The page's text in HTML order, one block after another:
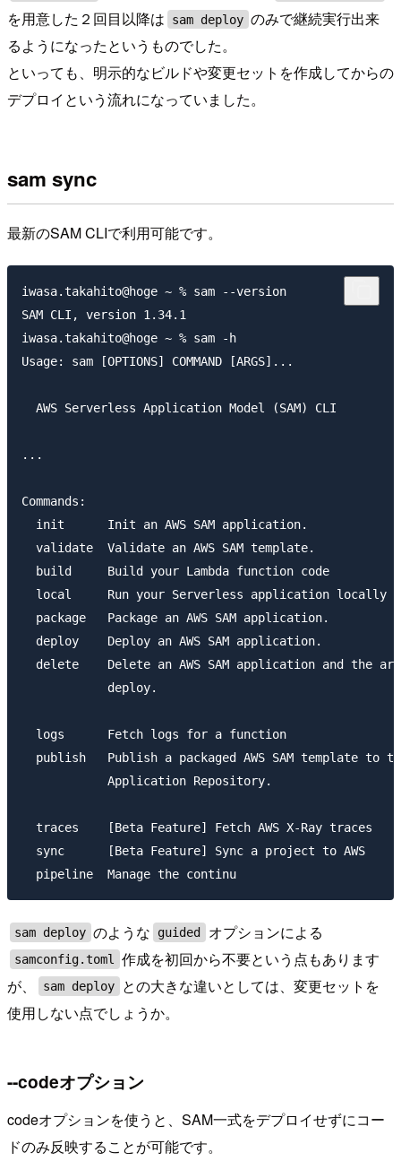
を用意した２回目以降は
sam deploy のみで継続実行出来
るようになったというものでした。
といっても、明示的なビルドや変更セットを作成してからの
デプロイという流れになっていました。
sam sync
最新のSAM CLIで利用可能です。
iwasa.takahito@hoge ~ % sam --version
SAM CLI, version 1.34.1
iwasa.takahito@hoge ~ % sam -h
Usage: sam [OPTIONS] COMMAND [ARGS]...
  AWS Serverless Application Model (SAM) CLI
...
Commands:
  init      Init an AWS SAM application.
  validate  Validate an AWS SAM template.
  build     Build your Lambda function code
local     Run your Serverless application locally
  package   Package an AWS SAM application.
  deploy    Deploy an AWS SAM application.
delete    Delete an AWS SAM application and the
            deploy.
  logs      Fetch logs for a function
publish   Publish a packaged AWS SAM template to
            Application Repository.
  traces    [Beta Feature] Fetch AWS X-Ray traces
  sync      [Beta Feature] Sync a project to AWS
sam deploy のような guided オプションによる
samconfig.toml
作成を初回から不要という点もあります
が、
sam deploy
との大きな違いとしては、変更セットを
使用しない点でしょうか。
--codeオプション
codeオプションを使うと、SAM一式をデプロイせずにコー
ドのみ反映することが可能です。